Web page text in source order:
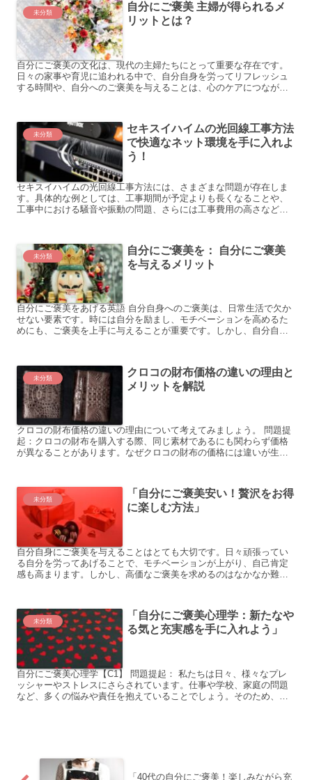
未分類
自分にご褒美 主婦が得られるメ
リットとは？
自分にご褒美の文化は、現代の主婦たちにとって重要な存在です。
日々の家事や育児に追われる中で、自分自身を労ってリフレッシュ
する時間や、自分へのご褒美を与えることは、心のケアにつながり
未分類
セキスイハイムの光回線工事方法
で快適なネット環境を手に入れよ
う！
セキスイハイムの光回線工事方法には、さまざまな問題が存在しま
す。具体的な例としては、工事期間が予定よりも長くなることや、
工事中における騒音や振動の問題、さらには工事費用の高さなどが
未分類
自分にご褒美を： 自分にご褒美
を与えるメリット
自分にご褒美をあげる英語 自分自身へのご褒美は、日常生活で欠か
せない要素です。時には自分を励まし、モチベーションを高めるた
めにも、ご褒美を上手に与えることが重要です。しかし、自分自身
未分類
クロコの財布価格の違いの理由と
メリットを解説
クロコの財布価格の違いの理由について考えてみましょう。 問題提
起：クロコの財布を購入する際、同じ素材であるにも関わらず価格
が異なることがあります。なぜクロコの財布の価格には違いが生じ
未分類
「自分にご褒美安い！贅沢をお得
に楽しむ方法」
自分自身にご褒美を与えることはとても大切です。日々頑張ってい
る自分を労ってあげることで、モチベーションが上がり、自己肯定
感も高まります。しかし、高価なご褒美を求めるのはなかなか難し
未分類
「自分にご褒美心理学：新たなや
る気と充実感を手に入れよう」
自分にご褒美心理学【C1】 問題提起： 私たちは日々、様々なプレ
ッシャーやストレスにさらされています。仕事や学校、家庭の問題
など、多くの悩みや責任を抱えていることでしょう。そのため、自
「40代の自分にご褒美！楽しみながら充